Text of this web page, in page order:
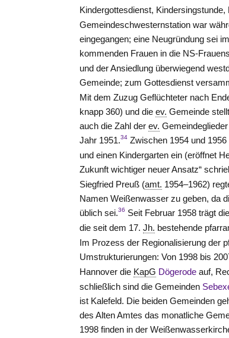
Kindergottesdienst,
Gemeindeschwesternstation war
eingegangen; eine Neugründung sei
kommenden Frauen in die NS-
und der Ansiedlung überwiegend
Gemeinde; zum Gottesdienst
Mit dem Zuzug Geflüchteter nach
knapp 360) und dieev. Gemeinde
auch die Zahl derev.
Jahr 1951.34 Zwischen 1954 und
und einen Kindergarten ein (eröffnet
Zukunft wichtiger neuer Ansatz“
Siegfried Preuß (amt. 1954–1962)
Namen Weißenwasser zu geben, da
üblich sei.36 Seit Februar 1958 trägt
die seit dem 17.Jh. bestehende
Im Prozess der Regionalisierung der
Umstrukturierungen: Von 1998 bis
Hannover die KapG Dögerode auf,
schließlich sind die Gemeinden
ist Kalefeld. Die beiden Gemeinden
des Alten Amtes das monatliche
1998 finden in der